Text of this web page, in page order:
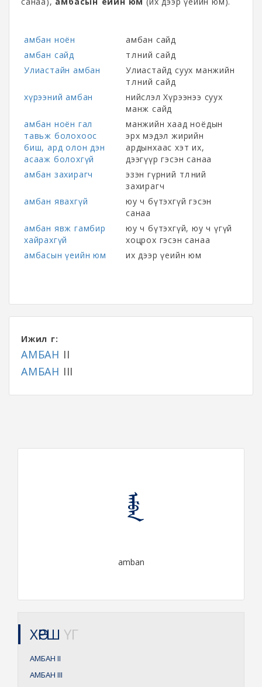
амбан ноён
амбан сайд
амбан сайд
төлөөний сайд
Улиастайн амбан
Улиастайд суух манжийн
төлөөний сайд
хүрээний амбан
нийслэл Хүрээнээ суух
манж сайд
амбан ноён гал
тавьж болохоос
биш, ард олон дэн
асааж болохгүй
манжийн хаад ноёдын
эрх мэдэл жирийн
ардынхаас хэт их,
дээгүүр гэсэн санаа
амбан захирагч
эзэн гүрний төлөөний
захирагч
амбан явахгүй
юу ч бүтэхгүй гэсэн
санаа
амбан явж гамбир
хайрахгүй
юу ч бүтэхгүй, юу ч үгүй
хоцрох гэсэн санаа
амбасын үеийн юм
их дээр үеийн юм
Ижил үг:
АМБАН II
АМБАН III
ᠠᠮᠪᠠᠨ
amban
ХӨРШ ҮГ
АМБАН II
АМБАН III